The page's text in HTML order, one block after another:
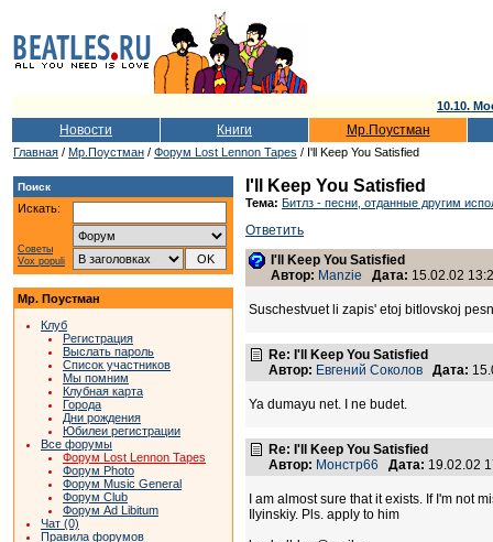
10.10.
Новости Книги Мр.Поустман
Главная / Мр.Поустман / Форум Lost Lennon Tapes / I'll Keep You Satisfied
Поиск
Искать:
Советы
Vox populi
Мр. Поустман
Клуб
Регистрация
Выслать пароль
Список участников
Мы помним
Клубная карта
Города
Дни рождения
Юбилеи регистрации
Все форумы
Форум Lost Lennon Tapes
Форум Photo
Форум Music General
Форум Club
Форум Ad Libitum
Чат (0)
Правила форумов
I'll Keep You Satisfied
Тема: Битлз - песни, отданные другим
Ответить
I'll Keep You Satisfied
Автор: Manzie Дата: 15.02.02
Suschestvuet li zapis' etoj bitlovskoj
Re: I'll Keep You Satisfied
Автор: Евгений Соколов Дата:
Ya dumayu net. I ne budet.
Re: I'll Keep You Satisfied
Автор: Монстр66 Дата: 19.02.02
I am almost sure that it exists. If I'm not
Ilyinskiy. Pls. apply to him